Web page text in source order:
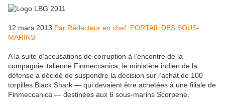
12 mars 2013 Par Rédacteur en chef. PORTAIL DES SOUS-
MARINS
A la suite d’accusations de corruption à l’encontre de la
compagnie italienne Finmeccanica, le ministère indien de la
défense a décidé de suspendre la décision sur l’achat de 100
torpilles Black Shark — qui devaient être achetées à une filiale de
Finmeccanica — destinées aux 6 sous-marins Scorpene.